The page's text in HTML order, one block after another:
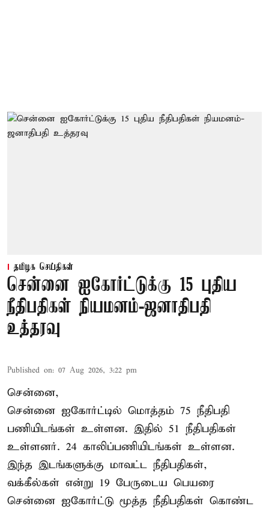
தமிழக செய்திகள்
சென்னை ஐகோர்ட்டுக்கு 15 புதிய
நீதிபதிகள் நியமனம்-ஜனாதிபதி
உத்தரவு
Published on: 07 Aug 2026, 3:22 pm
சென்னை,
சென்னை ஐகோர்ட்டில் மொத்தம் 75 நீதிபதி
பணியிடங்கள் உள்ளன. இதில் 51 நீதிபதிகள்
உள்ளனர். 24 காலிப்பணியிடங்கள் உள்ளன.
இந்த இடங்களுக்கு மாவட்ட நீதிபதிகள்,
வக்கீல்கள் என்று 19 பேருடைய பெயரை
சென்னை ஐகோர்ட்டு மூத்த நீதிபதிகள் கொண்ட